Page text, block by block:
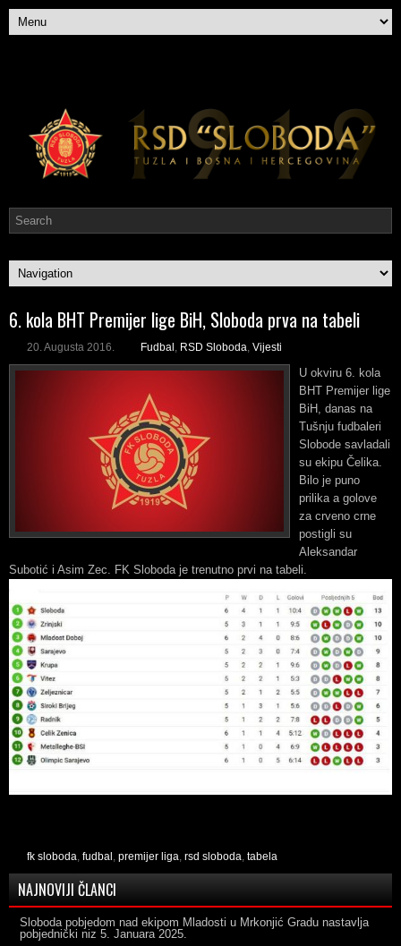
6. kola BHT Premijer lige BiH, Sloboda prva na tabeli
20. Augusta 2016. Fudbal RSD Sloboda Vijesti
U okviru 6. kola
BHT Premijer lige
BiH, danas na
Tušnju fudbaleri
Slobode savladali
su ekipu Čelika.
Bilo je puno
prilika a golove
za crveno crne
postigli su
Aleksandar
Subotić i Asim Zec. FK Sloboda je trenutno prvi na tabeli.
fk sloboda fudbal premijer liga rsd sloboda tabela
NAJNOVIJI ČLANCI
Sloboda pobjedom nad ekipom Mladosti u Mrkonjić Gradu nastavlja
pobjednički niz 5. Januara 2025.